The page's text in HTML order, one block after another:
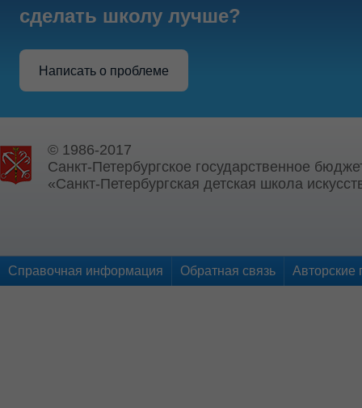
сделать школу лучше?
Написать о проблеме
© 1986-2017
Санкт-Петербургское государственное
«Санкт-Петербургская детская школа
Справочная информация Обратная связь Авторские